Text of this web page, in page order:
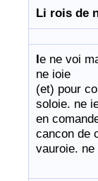
Li rois de
e ne voi
ne ioie
(et) pour
soloie. ne
en
cancon de
vauroie. ne